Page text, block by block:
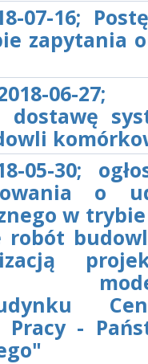
07-16;
zapytania
06-27;
dostawę
05-30;
o
w
-